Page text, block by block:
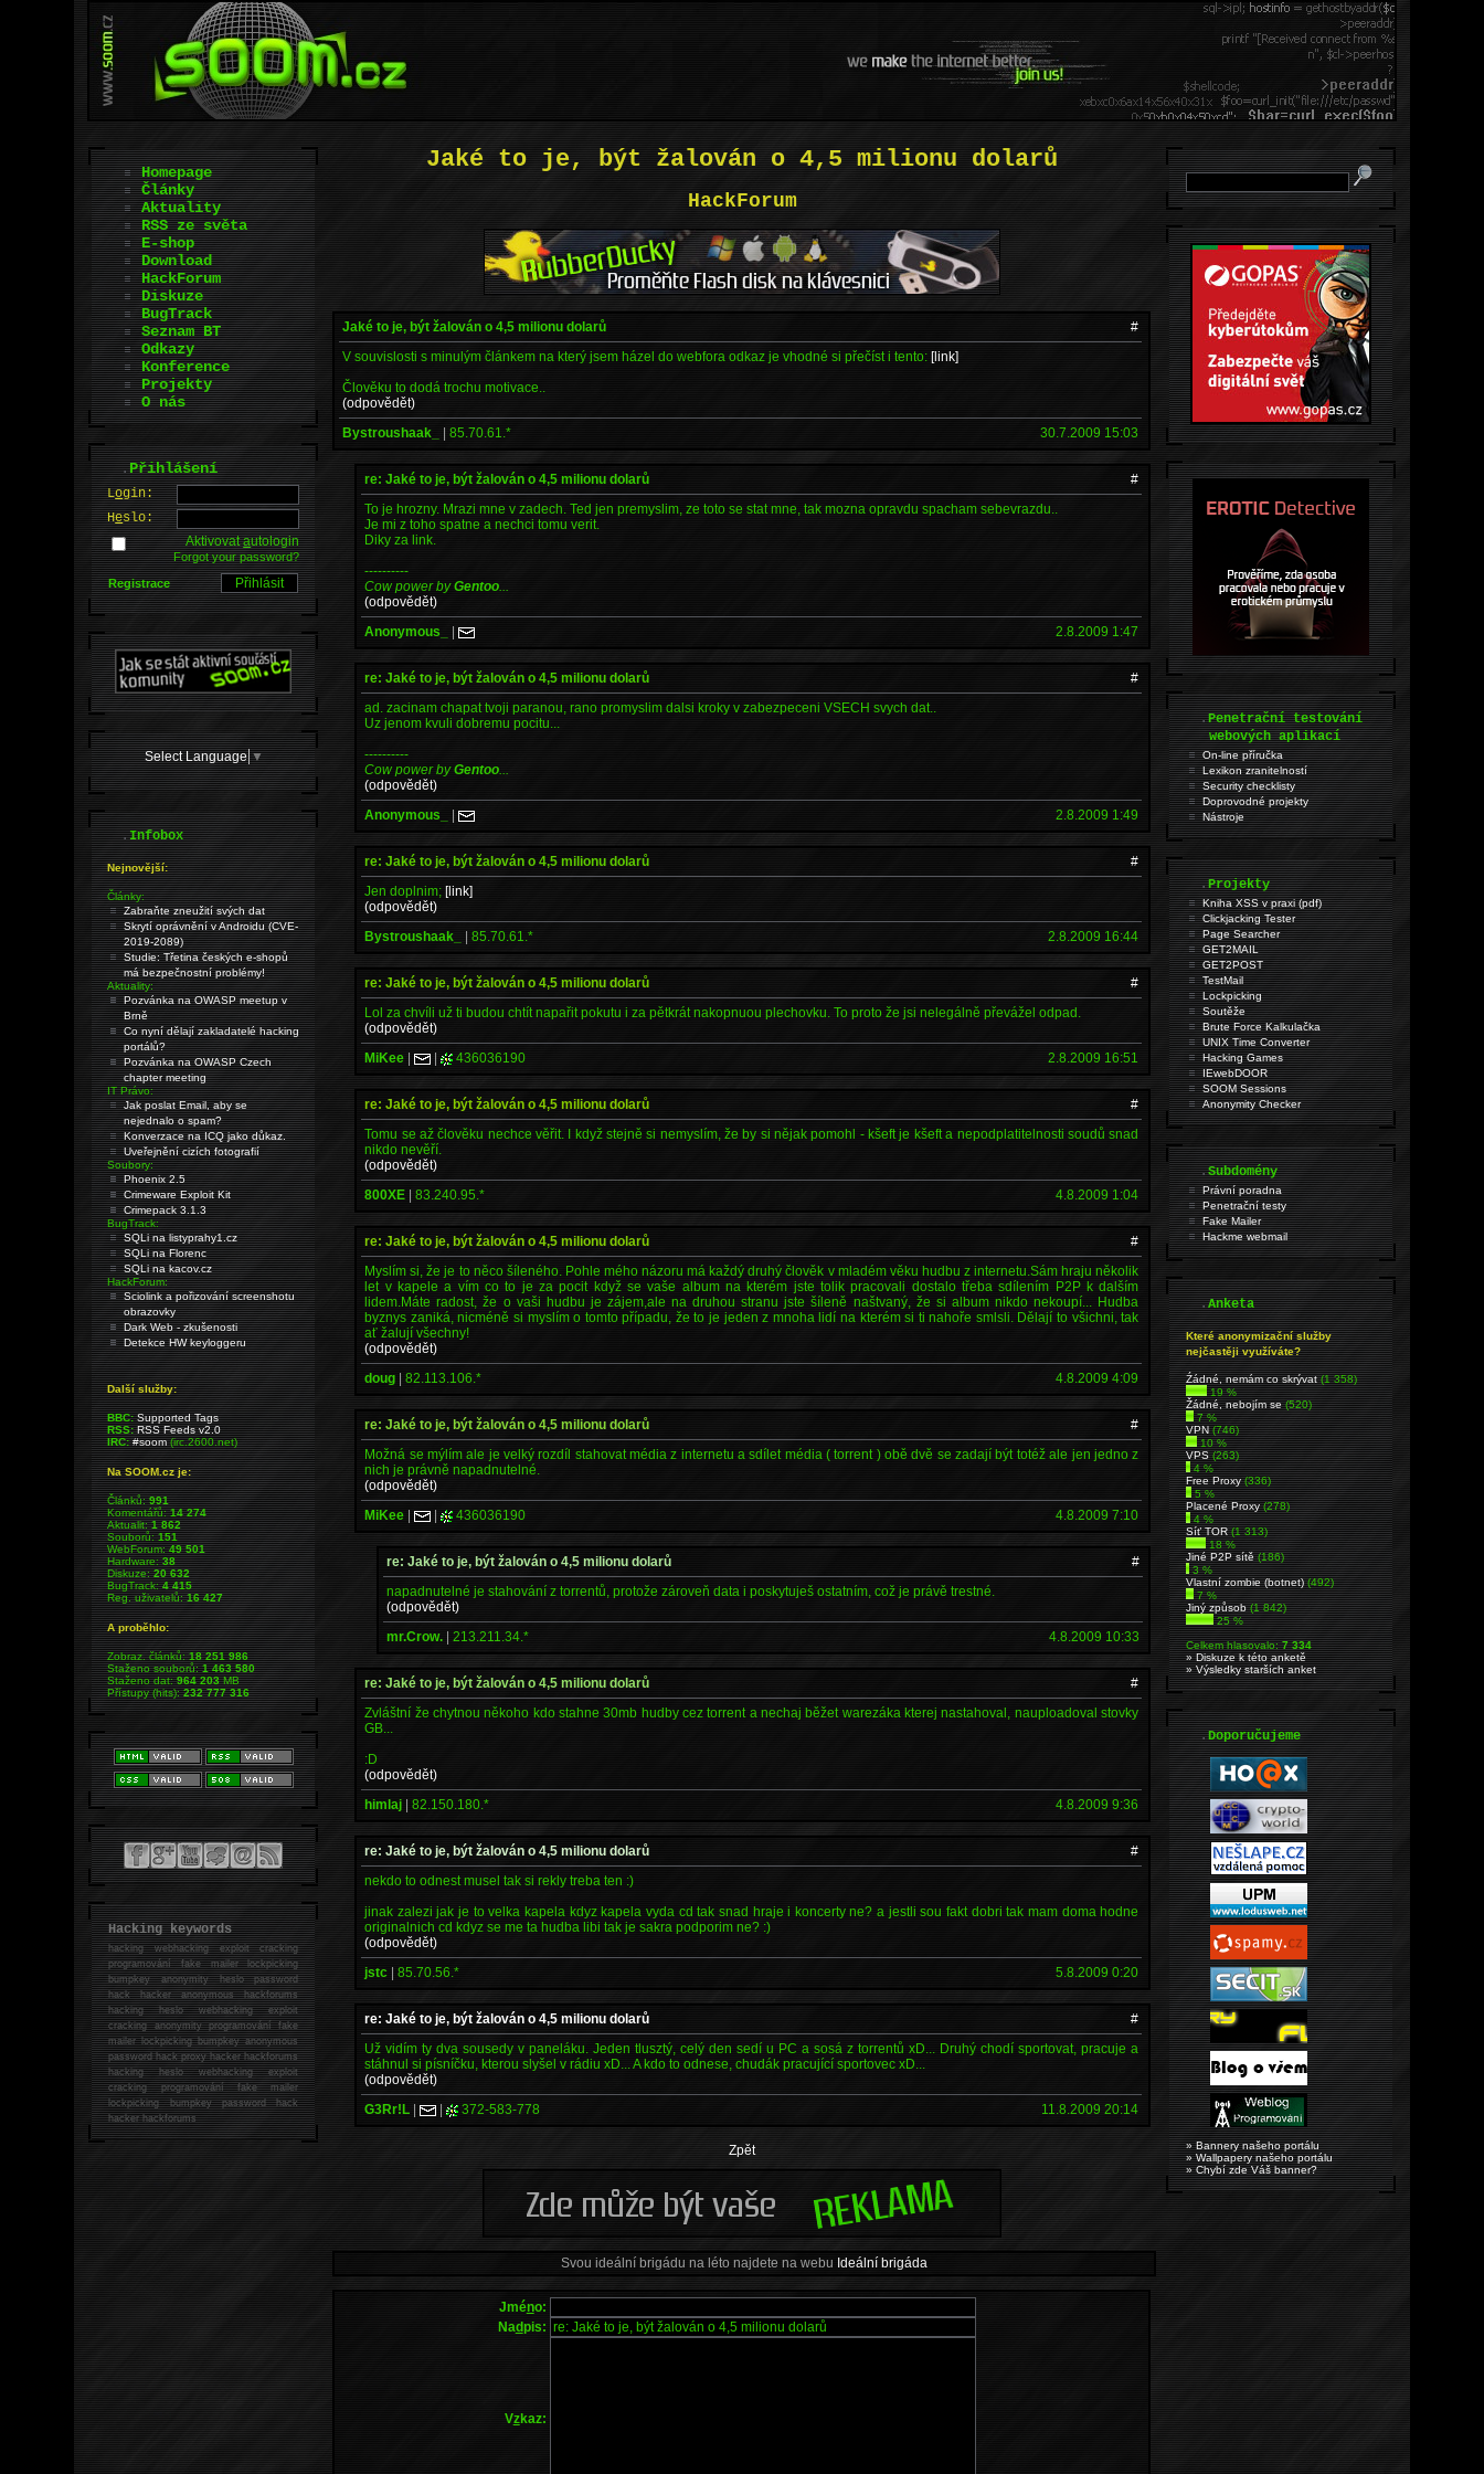
Jaké to je, být žalován o 4,5 milionu dolarů
HackForum
Jaké to je, být žalován o 4,5 milionu dolarů
#
V souvislosti s minulým článkem na který jsem házel do webfora odkaz je vhodné si přečíst i tento:[link]
Člověku to dodá trochu motivace..
(odpovědět)
Bystroushaak_
|85.70.61.* 30.7.2009 15:03
re: Jaké to je, být žalován o 4,5 milionu dolarů
#
To je hrozny. Mrazi mne v zadech. Ted jen premyslim, ze toto se stat mne, tak mozna opravdu spacham sebevrazdu..
Je mi z toho spatne a nechci tomu verit.
Diky za link.
----------
Cow power byGentoo
(odpovědět)
Anonymous_
| 2.8.2009 1:47
re: Jaké to je, být žalován o 4,5 milionu dolarů
#
ad. zacinam chapat tvoji paranou, rano promyslim dalsi kroky v zabezpeceni VSECH svych dat..
Uz jenom kvuli dobremu pocitu...
----------
Cow power byGentoo
(odpovědět)
Anonymous_
| 2.8.2009 1:49
re: Jaké to je, být žalován o 4,5 milionu dolarů
#
Jen doplnim;[link]
(odpovědět)
Bystroushaak_
|85.70.61.* 2.8.2009 16:44
re: Jaké to je, být žalován o 4,5 milionu dolarů
#
Lol za chvíli už ti budou chtít napařit pokutu i za pětkrát nakopnuou plechovku. To proto že jsi nelegálně převážel odpad.
(odpovědět)
MiKee | | 436036190 2.8.2009 16:51
re: Jaké to je, být žalován o 4,5 milionu dolarů
#
Tomu se až člověku nechce věřit. I když stejně si nemyslím, že by si nějak pomohl - kšeft je kšeft a nepodplatitelnosti soudů snad
nikdo nevěří.
(odpovědět)
800XE |83.240.95.* 4.8.2009 1:04
re: Jaké to je, být žalován o 4,5 milionu dolarů
#
Myslím si, že je to něco šíleného. Pohle mého názoru má každý druhý člověk v mladém věku hudbu z internetu.Sám hraju několik
let v kapele a vím co to je za pocit když se vaše album na kterém jste tolik pracovali dostalo třeba sdílením P2P k dalším
lidem.Máte radost, že o vaši hudbu je zájem,ale na druhou stranu jste šíleně naštvaný, že si album nikdo nekoupí... Hudba
byznys zaniká, nicméně si myslím o tomto případu, že to je jeden z mnoha lidí na kterém si ti nahoře smlsli. Dělají to všichni, tak
ať žalují všechny!
(odpovědět)
doug |82.113.106.* 4.8.2009 4:09
re: Jaké to je, být žalován o 4,5 milionu dolarů
#
Možná se mýlím ale je velký rozdíl stahovat média z internetu a sdílet média ( torrent ) obě dvě se zadají být totéž ale jen jedno z
nich je právně napadnutelné.
(odpovědět)
MiKee | | 436036190 4.8.2009 7:10
re: Jaké to je, být žalován o 4,5 milionu dolarů
#
napadnutelné je stahování z torrentů, protože zároveň data i poskytuješ ostatním, což je právě trestné.
(odpovědět)
mr.Crow. |213.211.34.* 4.8.2009 10:33
re: Jaké to je, být žalován o 4,5 milionu dolarů
#
Zvláštní že chytnou někoho kdo stahne 30mb hudby cez torrent a nechaj běžet warezáka kterej nastahoval, nauploadoval stovky
GB...
:D
(odpovědět)
himlaj |82.150.180.* 4.8.2009 9:36
re: Jaké to je, být žalován o 4,5 milionu dolarů
#
nekdo to odnest musel tak si rekly treba ten :)
jinak zalezi jak je to velka kapela kdyz kapela vyda cd tak snad hraje i koncerty ne? a jestli sou fakt dobri tak mam doma hodne
originalnich cd kdyz se me ta hudba libi tak je sakra podporim ne? :)
(odpovědět)
jstc |85.70.56.* 5.8.2009 0:20
re: Jaké to je, být žalován o 4,5 milionu dolarů
#
Už vidím ty dva sousedy v paneláku. Jeden tlusztý, celý den sedí u PC a sosá z torrentů xD... Druhý chodí sportovat, pracuje a
stáhnul si písníčku, kterou slyšel v rádiu xD... A kdo to odnese, chudák pracující sportovec xD...
(odpovědět)
G3Rr!L | | 372-583-778 11.8.2009 20:14
Zpět
Svou ideální brigádu na léto najdete na webu Ideální brigáda
Jméno:
Nadpis:
Vzkaz:
Homepage
Články
Aktuality
RSS ze světa
E-shop
Download
HackForum
Diskuze
BugTrack
Seznam BT
Odkazy
Konference
Projekty
O nás
.Přihlášení
Login:
Heslo:
Aktivovatautologin
Forgot your password?
Registrace
Select Language ▼
.Infobox
Nejnovější:
Články:
Zabraňte zneužití svých dat
Skrytí oprávnění v Androidu (CVE-
2019-2089)
Studie: Třetina českých e-shopů
má bezpečnostní problémy!
Aktuality:
Pozvánka na OWASP meetup v
Brně
Co nyní dělají zakladatelé hacking
portálů?
Pozvánka na OWASP Czech
chapter meeting
IT Právo:
Jak poslat Email, aby se
nejednalo o spam?
Konverzace na ICQ jako důkaz.
Uveřejnění cizích fotografií
Soubory:
Phoenix 2.5
Crimeware Exploit Kit
Crimepack 3.1.3
BugTrack:
SQLi na listyprahy1.cz
SQLi na Florenc
SQLi na kacov.cz
HackForum:
Sciolink a pořizování screenshotu
obrazovky
Dark Web - zkušenosti
Detekce HW keyloggeru
Další služby:
BBC: Supported Tags
RSS: RSS Feeds v2.0
IRC: #soom(irc.2600.net)
Na SOOM.cz je:
Článků:991
Komentářů:14 274
Aktualit:1 862
Souborů:151
WebForum:49 501
Hardware:38
Diskuze:20 632
BugTrack:4 415
Reg. uživatelů:16 427
A proběhlo:
Zobraz. článků:18 251 986
Staženo souborů:1 463 580
Staženo dat:964 203MB
Přístupy (hits):232 777 316
Hacking keywords
hackingwebhacking exploit cracking
programování fake mailer lockpicking
bumpkey anonymity heslo password
hackhacker anonymous hackforums
hackingheslo webhacking exploit
cracking anonymity programování fake
mailer lockpicking bumpkey anonymous
password hack proxy hacker hackforums
hacking heslo webhacking exploit
cracking programování fake mailer
lockpicking bumpkey password hack
hackerhackforums
.Penetrační testování
webových aplikací
On-line příručka
Lexikon zranitelností
Security checklisty
Doprovodné projekty
Nástroje
.Projekty
Kniha XSS v praxi (pdf)
Clickjacking Tester
Page Searcher
GET2MAIL
GET2POST
TestMail
Lockpicking
Soutěže
Brute Force Kalkulačka
UNIX Time Converter
Hacking Games
IEwebDOOR
SOOM Sessions
Anonymity Checker
.Subdomény
Právní poradna
Penetrační testy
Fake Mailer
Hackme webmail
.Anketa
Které anonymizační služby
nejčastěji využíváte?
Źádné, nemám co skrývat(1 358)
19 %
Žádné, nebojím se(520)
7 %
VPN(746)
10 %
VPS(263)
4 %
Free Proxy(336)
5 %
Placené Proxy(278)
4 %
Síť TOR(1 313)
18 %
Jiné P2P sítě(186)
3 %
Vlastní zombie (botnet)(492)
7 %
Jiný způsob(1 842)
25 %
Celkem hlasovalo:7 334
» Diskuze k této anketě
» Výsledky starších anket
.Doporučujeme
» Bannery našeho portálu
» Wallpapery našeho portálu
» Chybí zde Váš banner?